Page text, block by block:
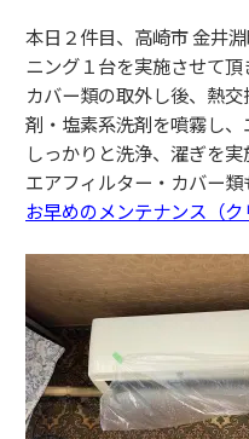
本日２件目、高崎市 金井
ニング１台を実施させて頂
カバー類の取外し後、熱
剤・塩素系洗剤を噴霧し
しっかりと洗浄、濯ぎを実
エアフィルター・カバー類
お早めのメンテナンス（ク